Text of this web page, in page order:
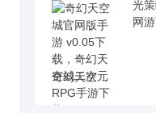
奇幻天空城官网版手游 v0.05下载，奇幻天空城二次元RPG手游下载